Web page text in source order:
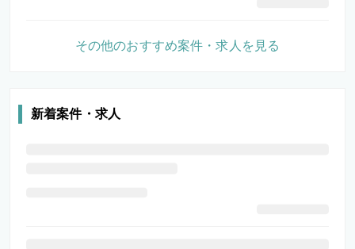
その他のおすすめ案件・求人を見る
新着案件・求人